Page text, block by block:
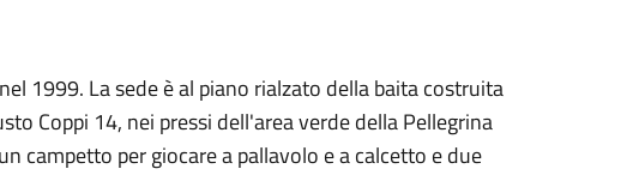
1999. La sede è al piano rialzato della baita costruita
Coppi 14, nei pressi dell'area verde della Pellegrina
campetto per giocare a pallavolo e a calcetto e due